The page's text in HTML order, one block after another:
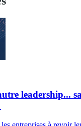
leadership...